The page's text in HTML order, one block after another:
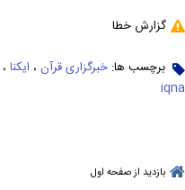
گزارش خطا
برچسب ها: خبرگزاری قرآن ، ایکنا ،
iqna
بازدید از صفحه اول